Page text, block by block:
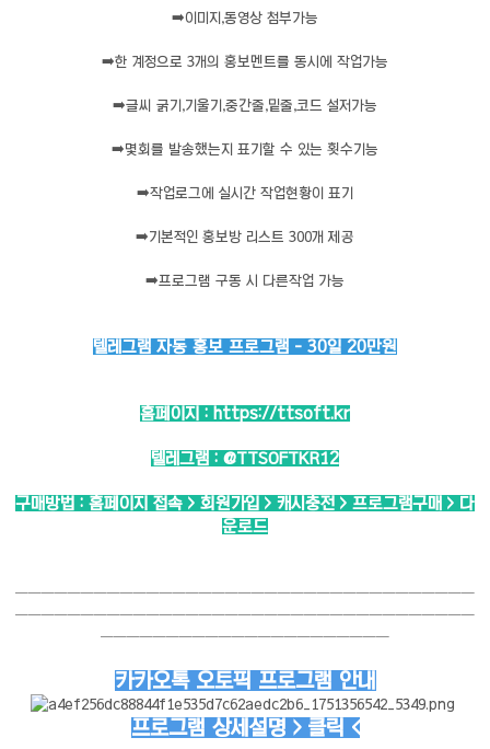
➡️이미지,동영상 첨부가능
➡️한 계정으로 3개의 홍보멘트를 동시에 작업가능
➡️글씨 굵기,기울기,중간줄,밑줄,코드 설저가능
➡️몇회를 발송했는지 표기할 수 있는 횟수기능
➡️작업로그에 실시간 작업현황이 표기
➡️기본적인 홍보방 리스트 300개 제공
➡️프로그램 구동 시 다른작업 가능
텔레그램 자동 홍보 프로그램 - 30일 20만원
홈페이지 : https://ttsoft.kr
텔레그램 : @TTSOFTKR12
구매방법 : 홈페이지 접속 > 회원가입 > 캐시충전 > 프로그램구매 > 다
운로드
───────────────────────────────────
───────────────────────────────────
──────────────────────
카카오톡 오토픽 프로그램 안내
프로그램 상세설명 > 클릭 <